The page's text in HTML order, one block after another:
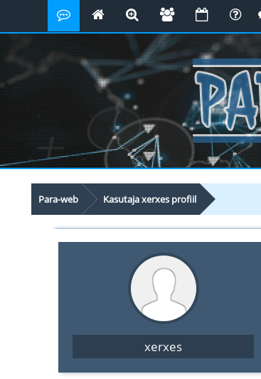
Para-web Kasutaja xerxes profiil
xerxes